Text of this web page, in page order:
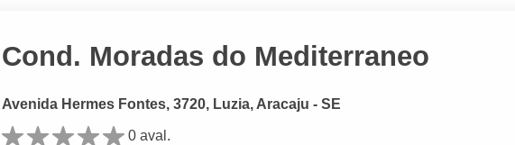
Cond. Moradas do Mediterraneo
Avenida Hermes Fontes, 3720, Luzia, Aracaju - SE
0 aval.